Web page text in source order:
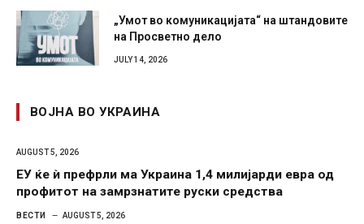
„Умот во комуникацијата“ на штандовите
на Просветно дело
JULY 14, 2026
ВОЈНА ВО УКРАИНА
AUGUST 5, 2026
ЕУ ќе ѝ префрли ма Украина 1,4 милијарди евра од
профитот на замрзнатите руски средства
ВЕСТИ AUGUST 5, 2026